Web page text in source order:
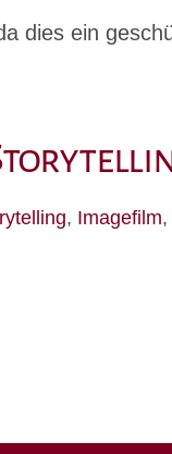
dies ein
, Imagefilm,